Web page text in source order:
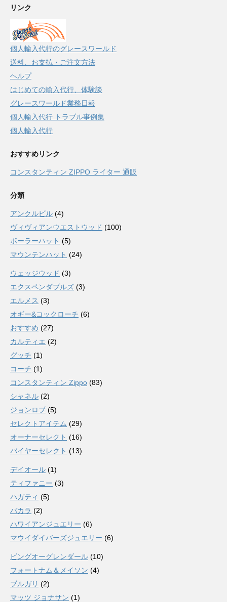
リンク
個人輸入代行のグレースワールド
送料、お支払・ご注文方法
ヘルプ
はじめての輸入代行、体験談
グレースワールド業務日報
個人輸入代行 トラブル事例集
個人輸入代行
おすすめリンク
コンスタンティン ZIPPO ライター 通販
分類
アンクルビル (4)
ヴィヴィアンウエストウッド (100)
ボーラーハット (5)
マウンテンハット (24)
ウェッジウッド (3)
エクスペンダブルズ (3)
エルメス (3)
オギー&コックローチ (6)
おすすめ (27)
カルティエ (2)
グッチ (1)
コーチ (1)
コンスタンティン Zippo (83)
シャネル (2)
ジョンロブ (5)
セレクトアイテム (29)
オーナーセレクト (16)
バイヤーセレクト (13)
デイオール (1)
ティファニー (3)
ハガティ (5)
バカラ (2)
ハワイアンジュエリー (6)
マウイダイバーズジュエリー (6)
ビングオーグレンダール (10)
フォートナム＆メイソン (4)
ブルガリ (2)
マッツ ジョナサン (1)